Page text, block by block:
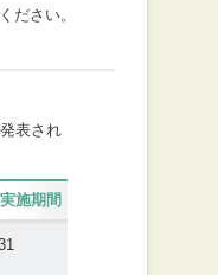
ださい。
表され
施期間